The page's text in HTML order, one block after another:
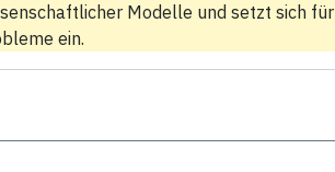
Modelle und setzt sich
ein.